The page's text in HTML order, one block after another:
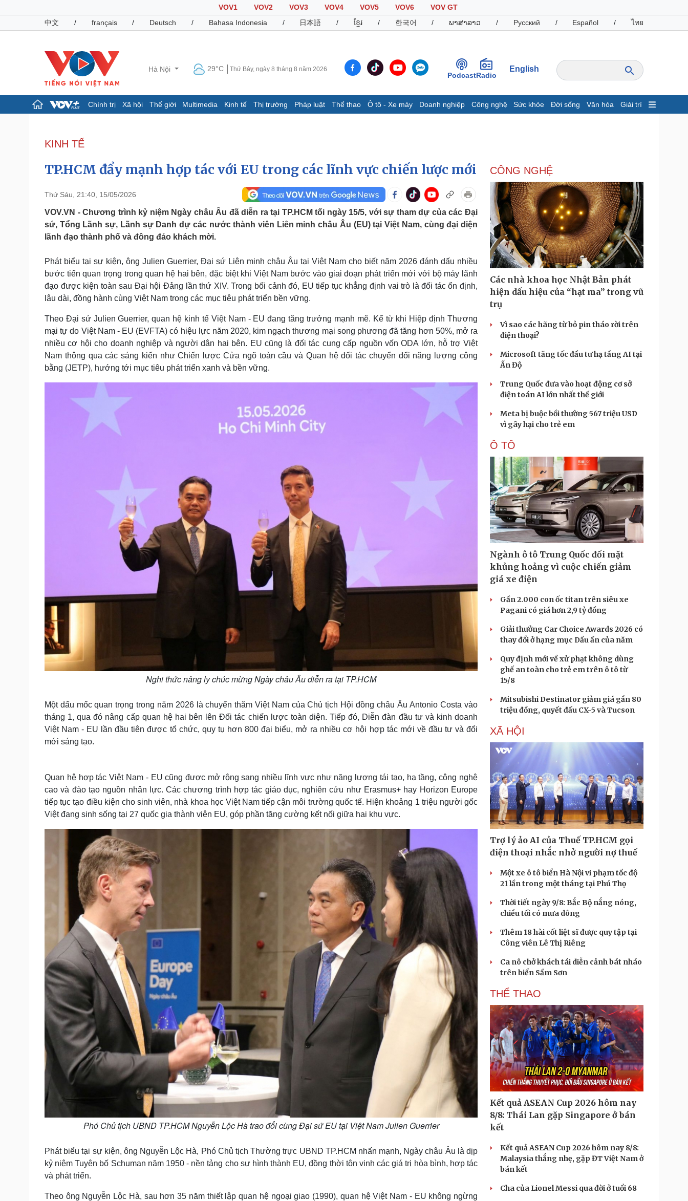
VOV1 VOV2 VOV3 VOV4 VOV5 VOV6
VOV GT
中文
/ français / Deutsch / Bahasa Indonesia / 日本語 / ខ្មែរ / 한국어 / ພາສາລາວ / Русский / Español / ไทย
Hà Nội 29°C Thứ Bảy, ngày 8 tháng 8 năm 2026
PodcastRadio
English
Chính trị Xã hội Thế giới Multimedia Kinh tế Thị trường Pháp luật Thể thao Ô tô - Xe máy Doanh nghiệp Công nghệ Sức khỏe Đời sống Văn hóa Giải trí
Đảng
Tổ chức nhân sự
Nhận diện sự thật
Dấu ấn VOV
Infographic
Giá cà phê
Pháp luật
Vụ án
Tin nóng
Quân sự - Quốc phòng
Vũ khí
Việt Nam
Thể thao
Bóng đá
eSports
Ô tô - Xe máy
Ô tô
Doanh nghiệp
Thông tin doanh nghiệp
Doanh nghiệp 24h
Doanh nhân
Vì cộng đồng
Công nghệ
Sành điệu
Tin Công nghệ
Trải nghiệm
Chuyển đổi số
Sức khỏe
Dinh dưỡng - món ngon
Sản phụ khoa
Nhi khoa
Nam khoa
Làm đẹp - giảm cân
Phòng mạch online
Ăn sạch sống khỏe
Đời sống
Nhà đẹp
Tình yêu - Gia đình
Văn hóa
Sân khấu - Điện ảnh
Âm nhạc
Di sản
Giải trí
Sao Việt
Du lịch
check-in
Podcast
Câu chuyện thời sự
Cửa sổ tình yêu
Kể chuyện cho bé
KINH TẾ
TP.HCM đẩy mạnh hợp tác với EU trong các lĩnh vực chiến lược mới
Thứ Sáu, 21:40, 15/05/2026
VOV.VN - Chương trình kỷ niệm Ngày châu Âu đã diễn ra tại TP.HCM tối ngày 15/5, với sự tham dự của các Đại
sứ, Tổng Lãnh sự, Lãnh sự Danh dự các nước thành viên Liên minh châu Âu (EU) tại Việt Nam, cùng đại diện
lãnh đạo thành phố và đông đảo khách mời.
Phát biểu tại sự kiện, ông Julien Guerrier, Đại sứ Liên minh châu Âu tại Việt Nam cho biết năm 2026 đánh dấu nhiều
bước tiến quan trọng trong quan hệ hai bên, đặc biệt khi Việt Nam bước vào giai đoạn phát triển mới với bộ máy lãnh
đạo được kiện toàn sau Đại hội Đảng lần thứ XIV. Trong bối cảnh đó, EU tiếp tục khẳng định vai trò là đối tác ổn định,
lâu dài, đồng hành cùng Việt Nam trong các mục tiêu phát triển bền vững.
Theo Đại sứ Julien Guerrier, quan hệ kinh tế Việt Nam - EU đang tăng trưởng mạnh mẽ. Kể từ khi Hiệp định Thương
mại tự do Việt Nam - EU (EVFTA) có hiệu lực năm 2020, kim ngạch thương mại song phương đã tăng hơn 50%, mở ra
nhiều cơ hội cho doanh nghiệp và người dân hai bên. EU cũng là đối tác cung cấp nguồn vốn ODA lớn, hỗ trợ Việt
Nam thông qua các sáng kiến như Chiến lược Cửa ngõ toàn cầu và Quan hệ đối tác chuyển đổi năng lượng công
bằng (JETP), hướng tới mục tiêu phát triển xanh và bền vững.
Nghi thức nâng ly chúc mừng Ngày châu Âu diễn ra tại TP.HCM
Một dấu mốc quan trọng trong năm 2026 là chuyến thăm Việt Nam của Chủ tịch Hội đồng châu Âu Antonio Costa vào
tháng 1, qua đó nâng cấp quan hệ hai bên lên Đối tác chiến lược toàn diện. Tiếp đó, Diễn đàn đầu tư và kinh doanh
Việt Nam - EU lần đầu tiên được tổ chức, quy tụ hơn 800 đại biểu, mở ra nhiều cơ hội hợp tác mới về đầu tư và đổi
mới sáng tạo.
Quan hệ hợp tác Việt Nam - EU cũng được mở rộng sang nhiều lĩnh vực như năng lượng tái tạo, hạ tầng, công nghệ
cao và đào tạo nguồn nhân lực. Các chương trình hợp tác giáo dục, nghiên cứu như Erasmus+ hay Horizon Europe
tiếp tục tạo điều kiện cho sinh viên, nhà khoa học Việt Nam tiếp cận môi trường quốc tế. Hiện khoảng 1 triệu người gốc
Việt đang sinh sống tại 27 quốc gia thành viên EU, góp phần tăng cường kết nối giữa hai khu vực.
Phó Chủ tịch UBND TP.HCM Nguyễn Lộc Hà trao đổi cùng Đại sứ EU tại Việt Nam Julien Guerrier
Phát biểu tại sự kiện, ông Nguyễn Lộc Hà, Phó Chủ tịch Thường trực UBND TP.HCM nhấn mạnh, Ngày châu Âu là dịp
kỷ niệm Tuyên bố Schuman năm 1950 - nền tảng cho sự hình thành EU, đồng thời tôn vinh các giá trị hòa bình, hợp tác
và phát triển.
Theo ông Nguyễn Lộc Hà, sau hơn 35 năm thiết lập quan hệ ngoại giao (1990), quan hệ Việt Nam - EU không ngừng
CÔNG NGHỆ
Các nhà khoa học Nhật Bản phát
hiện dấu hiệu của “hạt ma” trong vũ
trụ
Vì sao các hãng từ bỏ pin tháo rời trên
điện thoại?
Microsoft tăng tốc đầu tư hạ tầng AI tại
Ấn Độ
Trung Quốc đưa vào hoạt động cơ sở
điện toán AI lớn nhất thế giới
Meta bị buộc bồi thường 567 triệu USD
vì gây hại cho trẻ em
Ô TÔ
Ngành ô tô Trung Quốc đối mặt
khủng hoảng vì cuộc chiến giảm
giá xe điện
Gần 2.000 con ốc titan trên siêu xe
Pagani có giá hơn 2,9 tỷ đồng
Giải thưởng Car Choice Awards 2026 có
thay đổi ở hạng mục Dấu ấn của năm
Quy định mới về xử phạt không dùng
ghế an toàn cho trẻ em trên ô tô từ
15/8
Mitsubishi Destinator giảm giá gần 80
triệu đồng, quyết đấu CX-5 và Tucson
XÃ HỘI
Trợ lý ảo AI của Thuế TP.HCM gọi
điện thoại nhắc nhở người nợ thuế
Một xe ô tô biển Hà Nội vi phạm tốc độ
21 lần trong một tháng tại Phú Thọ
Thời tiết ngày 9/8: Bắc Bộ nắng nóng,
chiều tối có mưa dông
Thêm 18 hài cốt liệt sĩ được quy tập tại
Công viên Lê Thị Riêng
Ca nô chở khách tái diễn cảnh bát nháo
trên biển Sầm Sơn
THỂ THAO
Kết quả ASEAN Cup 2026 hôm nay
8/8: Thái Lan gặp Singapore ở bán
kết
Kết quả ASEAN Cup 2026 hôm nay 8/8:
Malaysia thắng nhẹ, gặp ĐT Việt Nam ở
bán kết
Cha của Lionel Messi qua đời ở tuổi 68